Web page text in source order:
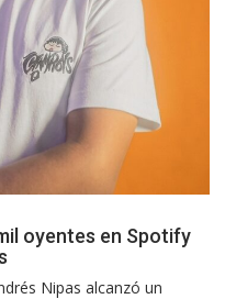
oyentes en Spotify
Nipas alcanzó un